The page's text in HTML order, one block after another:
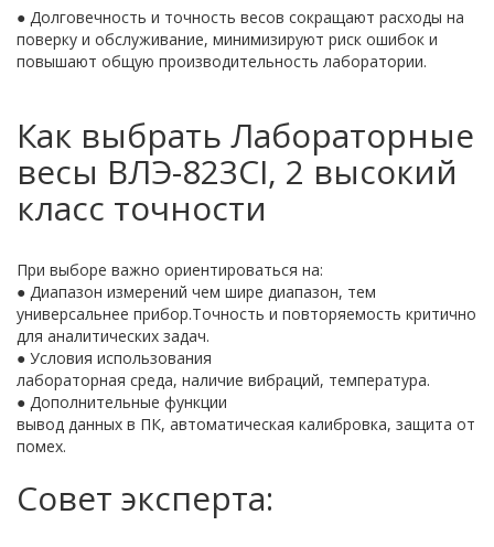
● Долговечность и точность весов сокращают расходы на
поверку и обслуживание, минимизируют риск ошибок и
повышают общую производительность лаборатории.
Как выбрать Лабораторные
весы ВЛЭ-823CI, 2 высокий
класс точности
При выборе важно ориентироваться на:
● Диапазон измерений чем шире диапазон, тем
универсальнее прибор.Точность и повторяемость критично
для аналитических задач.
● Условия использования
лабораторная среда, наличие вибраций, температура.
● Дополнительные функции
вывод данных в ПК, автоматическая калибровка, защита от
помех.
Совет эксперта: